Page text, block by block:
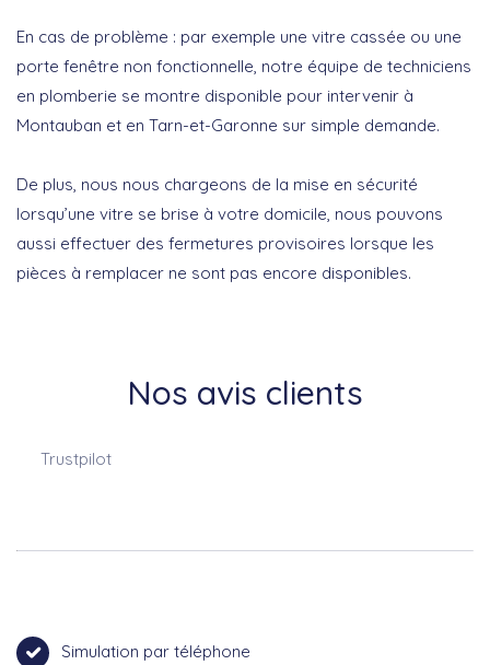
En cas de problème : par exemple une vitre cassée ou une
porte fenêtre non fonctionnelle, notre équipe de techniciens
en plomberie se montre disponible pour intervenir à
Montauban et en Tarn-et-Garonne sur simple demande.
De plus, nous nous chargeons de la mise en sécurité
lorsqu’une vitre se brise à votre domicile, nous pouvons
aussi effectuer des fermetures provisoires lorsque les
pièces à remplacer ne sont pas encore disponibles.
Nos avis clients
Trustpilot
Simulation par téléphone